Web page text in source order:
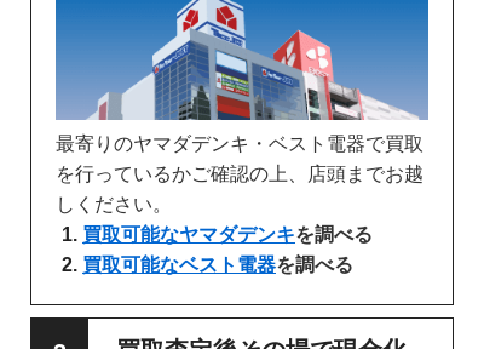
最寄りのヤマダデンキ・ベスト電器で買取
を行っているかご確認の上、店頭までお越
しください。
買取可能なヤマダデンキを調べる
買取可能なベスト電器を調べる